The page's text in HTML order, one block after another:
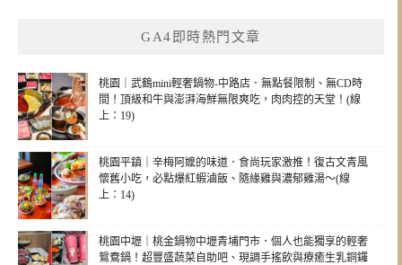
GA4即時熱門文章
桃園｜武鶴mini輕奢鍋物-中路店．無點餐限制、無CD時
間！頂級和牛與澎湃海鮮無限爽吃，肉肉控的天堂！(線
上：19)
桃園平鎮｜辛梅阿嬤的味道．食尚玩家激推！復古文青風
懷舊小吃，必點爆紅蝦滷飯、隨緣雞與濃郁雞湯～(線
上：14)
桃園中壢｜桃金鍋物中壢青埔門市．個人也能獨享的輕奢
鴛鴦鍋！超豐盛蔬菜自助吧、現調手搖飲與療癒生乳銅鑼